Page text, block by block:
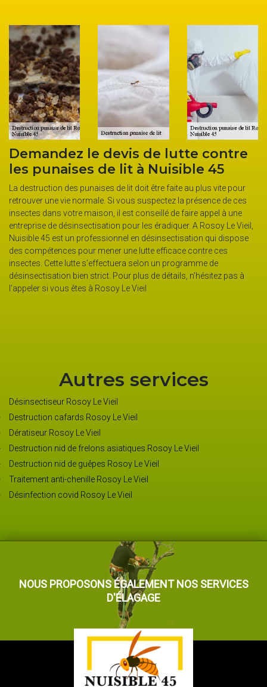
Demandez le devis de lutte contre
les punaises de lit à Nuisible 45
La destruction des punaises de lit doit être faite au plus vite pour
retrouver une vie normale. Si vous suspectez la présence de ces
insectes dans votre maison, il est conseillé de faire appel à une
entreprise de désinsectisation pour les éradiquer. A Rosoy Le Vieil,
Nuisible 45 est un professionnel en désinsectisation qui dispose
des compétences pour mener une lutte efficace contre ces
insectes. Cette lutte s’effectuera selon un programme de
désinsectisation bien strict. Pour plus de détails, n’hésitez pas à
l’appeler si vous êtes à Rosoy Le Vieil
Autres services
Désinsectiseur Rosoy Le Vieil
Destruction cafards Rosoy Le Vieil
Dératiseur Rosoy Le Vieil
Destruction nid de frelons asiatiques Rosoy Le Vieil
Destruction nid de guêpes Rosoy Le Vieil
Traitement anti-chenille Rosoy Le Vieil
Désinfection covid Rosoy Le Vieil
NOUS PROPOSONS ÉGALEMENT NOS SERVICES
D'ÉLAGAGE